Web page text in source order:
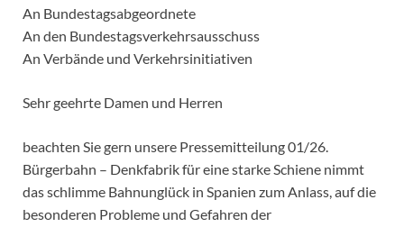
An Bundestagsabgeordnete
An den Bundestagsverkehrsausschuss
An Verbände und Verkehrsinitiativen
Sehr geehrte Damen und Herren
beachten Sie gern unsere Pressemitteilung 01/26.
Bürgerbahn – Denkfabrik für eine starke Schiene nimmt
das schlimme Bahnunglück in Spanien zum Anlass, auf die
besonderen Probleme und Gefahren der